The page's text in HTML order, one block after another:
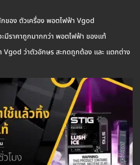
ของ ตัวเครื่อง พอตไฟฟ้า Vgod
มีราคาถูกมากกว่า พอตไฟฟ้า ของแท้
Vgod ว่าตัวอักษร สะกดถูกต้อง และ แตกต่าง